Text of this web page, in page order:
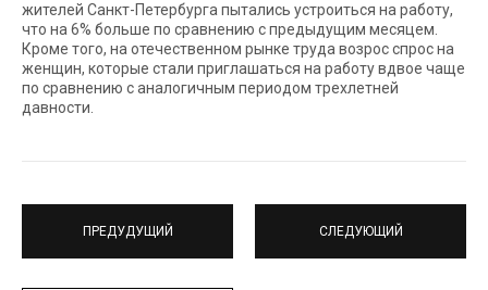
жителей Санкт-Петербурга пытались устроиться на работу,
что на 6% больше по сравнению с предыдущим месяцем.
Кроме того, на отечественном рынке труда возрос спрос на
женщин, которые стали приглашаться на работу вдвое чаще
по сравнению с аналогичным периодом трехлетней
давности.
ПРЕДУДУЩИЙ СЛЕДУЮЩИЙ